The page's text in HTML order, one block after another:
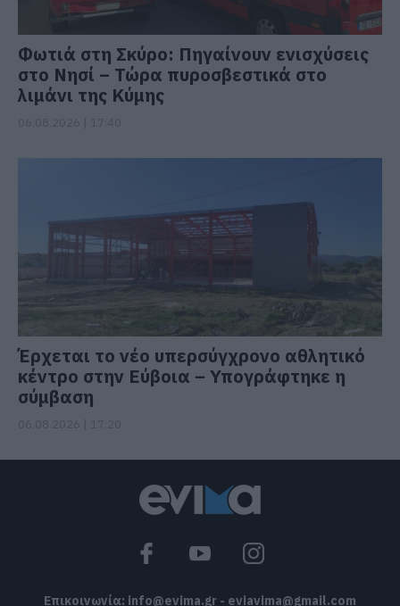
Φωτιά στη Σκύρο: Πηγαίνουν ενισχύσεις
στο Νησί – Τώρα πυροσβεστικά στο
λιμάνι της Κύμης
Έρχεται το νέο υπερσύγχρονο αθλητικό
κέντρο στην Εύβοια – Υπογράφτηκε η
σύμβαση
Επικοινωνία: info@evima.gr - eviavima@gmail.com